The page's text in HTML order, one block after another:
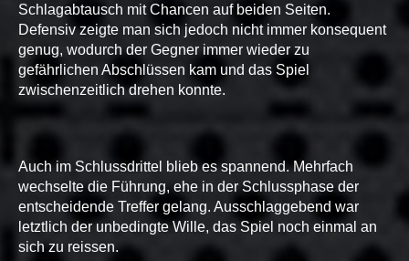
Schlagabtausch mit Chancen auf beiden Seiten.
Defensiv zeigte man sich jedoch nicht immer konsequent
genug, wodurch der Gegner immer wieder zu
gefährlichen Abschlüssen kam und das Spiel
zwischenzeitlich drehen konnte.
Auch im Schlussdrittel blieb es spannend. Mehrfach
wechselte die Führung, ehe in der Schlussphase der
entscheidende Treffer gelang. Ausschlaggebend war
letztlich der unbedingte Wille, das Spiel noch einmal an
sich zu reissen.